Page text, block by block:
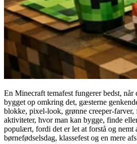
En Minecraft temafest fungerer bedst,
bygget op omkring det, gæsterne
blokke, pixel-look, grønne creeper-farver,
aktiviteter, hvor man kan bygge, finde
populært, fordi det er let at forstå og nemt
børnefødselsdag, klassefest og en mere